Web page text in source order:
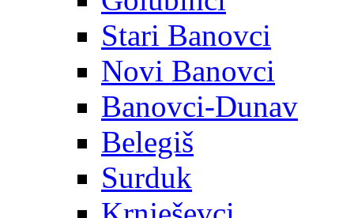
Stari Banovci
Novi Banovci
Banovci-Dunav
Belegiš
Surduk